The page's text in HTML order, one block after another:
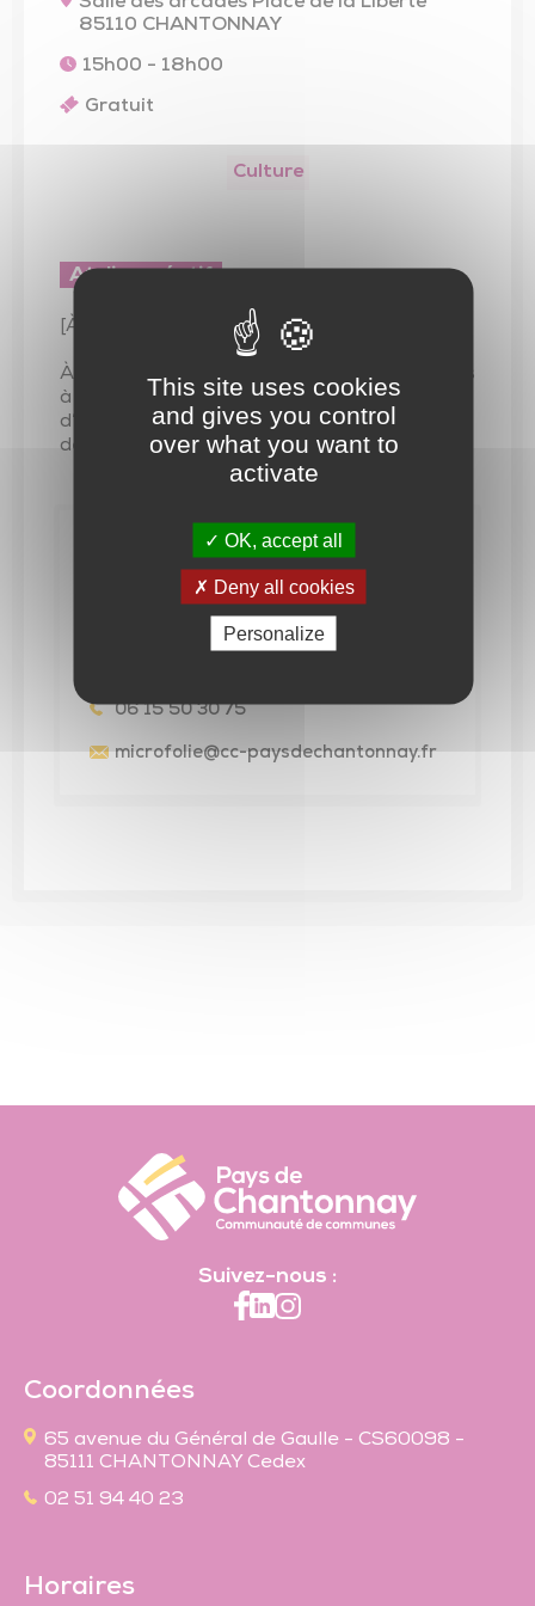
85110 CHANTONNAY
15h00 - 18h00
Gratuit
Culture
Atelier créatif
[À partir de 5 ans]
À la manière des grands peintres, initiez-vous
à l’aquarelle, une technique picturale à base
d’eau, qui révèlera les plus beaux paysages
de votre imagination !
MICRO-FOLIE
65 avenue du Général de Gaulle -
CS60098 85111 CHANTONNAY
06 15 50 30 75
microfolie@cc-paysdechantonnay.fr
Suivez-nous :
Coordonnées
65 avenue du Général de Gaulle - CS60098 -
85111 CHANTONNAY Cedex
02 51 94 40 23
Horaires
This site uses cookies
and gives you control
over what you want to
activate
OK, accept all
Deny all cookies
Personalize